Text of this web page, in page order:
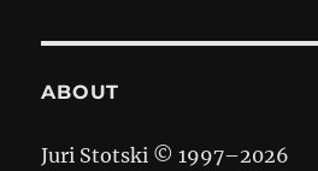
ABOUT
Juri Stotski © 1997–2026